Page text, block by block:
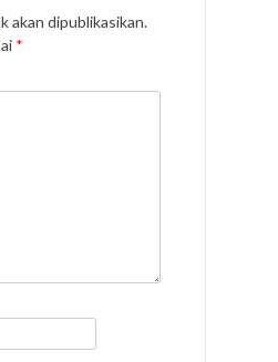
akan dipublikasikan.
*